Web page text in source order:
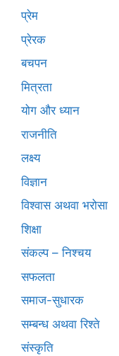
प्रेम
प्रेरक
बचपन
मित्रता
योग और ध्यान
राजनीति
लक्ष्य
विज्ञान
विश्वास अथवा भरोसा
शिक्षा
संकल्प – निश्चय
सफलता
समाज-सुधारक
सम्बन्ध अथवा रिश्ते
संस्कृति